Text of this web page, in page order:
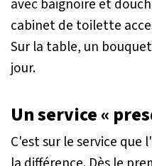
avec baignoire et
cabinet de toilette
Sur la table, un
jour.
Un service «
C'est sur le service que